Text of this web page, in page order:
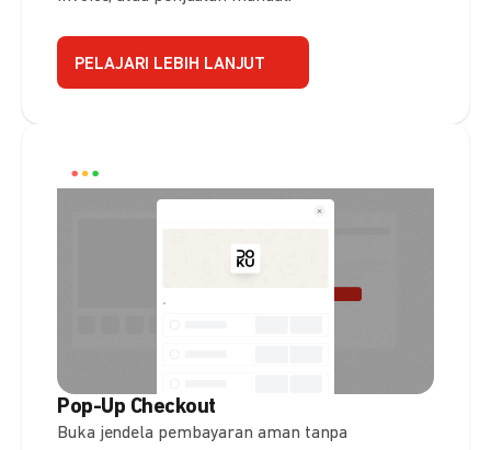
PELAJARI LEBIH LANJUT
Pop-Up Checkout
Buka jendela pembayaran aman tanpa